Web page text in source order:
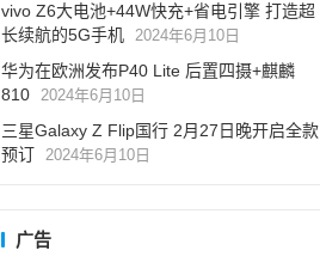
vivo Z6大电池+44W快充+省电引擎 打造超
长续航的5G手机 2024年6月10日
华为在欧洲发布P40 Lite 后置四摄+麒麟
810 2024年6月10日
三星Galaxy Z Flip国行 2月27日晚开启全款
预订 2024年6月10日
广告